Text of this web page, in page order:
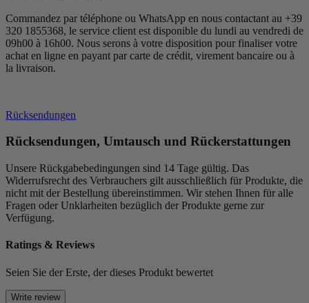
Commandez par téléphone ou WhatsApp en nous contactant au +39
320 1855368, le service client est disponible du lundi au vendredi de
09h00 à 16h00. Nous serons à votre disposition pour finaliser votre
achat en ligne en payant par carte de crédit, virement bancaire ou à
la livraison.
Rücksendungen
Rücksendungen, Umtausch und Rückerstattungen
Unsere Rückgabebedingungen sind 14 Tage gültig. Das
Widerrufsrecht des Verbrauchers gilt ausschließlich für Produkte, die
nicht mit der Bestellung übereinstimmen. Wir stehen Ihnen für alle
Fragen oder Unklarheiten bezüglich der Produkte gerne zur
Verfügung.
Ratings & Reviews
Seien Sie der Erste, der dieses Produkt bewertet
Write review